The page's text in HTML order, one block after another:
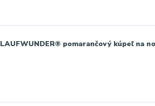
LAUFWUNDER® pomarančový kúpeľ na